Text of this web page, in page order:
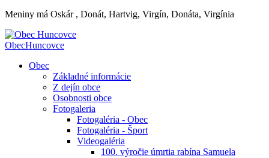
Meniny má Oskár , Donát, Hartvig, Virgín, Donáta, Virgínia
ObecHuncovce
Obec
Základné informácie
Z dejín obce
Osobnosti obce
Fotogaleria
Fotogaléria - Obec
Fotogaléria - Šport
Videogaléria
100. výročie úmrtia rabína Samuela